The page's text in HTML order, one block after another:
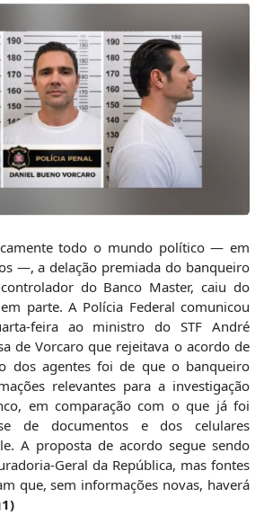
todo o mundo político — em
—, a delação premiada do banqueiro
do Banco Master, caiu do
parte. A Polícia Federal comunicou
feira ao ministro do STF André
de Vorcaro que rejeitava o acordo de
dos agentes foi de que o banqueiro
relevantes para a investigação
em comparação com o que já foi
de documentos e dos celulares
A proposta de acordo segue sendo
Geral da República, mas fontes
que, sem informações novas, haverá